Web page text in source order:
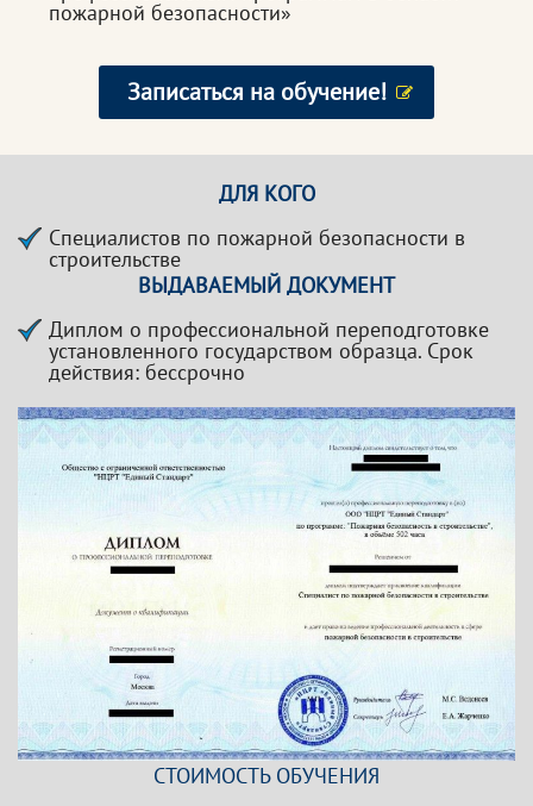
пожарной безопасности»
Записаться на обучение!
ДЛЯ КОГО
Специалистов по пожарной безопасности в
строительстве
ВЫДАВАЕМЫЙ ДОКУМЕНТ
Диплом о профессиональной переподготовке
установленного государством образца. Срок
действия: бессрочно
СТОИМОСТЬ ОБУЧЕНИЯ